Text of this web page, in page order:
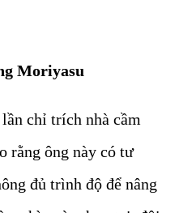
Moriyasu
chỉ trích nhà cầm
rằng ông này có tư
đủ trình độ để nâng